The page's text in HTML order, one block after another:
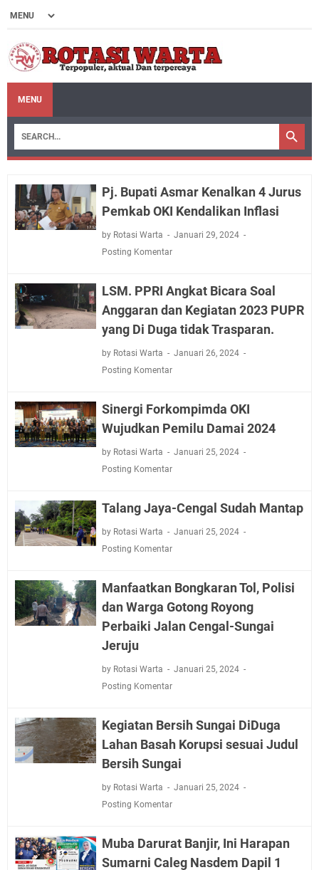
MENU
Pj. Bupati Asmar Kenalkan 4 Jurus
Pemkab OKI Kendalikan Inflasi
by Rotasi Warta
Januari 29, 2024
Posting Komentar
LSM. PPRI Angkat Bicara Soal
Anggaran dan Kegiatan 2023 PUPR
yang Di Duga tidak Trasparan.
by Rotasi Warta
Januari 26, 2024
Posting Komentar
Sinergi Forkompimda OKI
Wujudkan Pemilu Damai 2024
by Rotasi Warta
Januari 25, 2024
Posting Komentar
Talang Jaya-Cengal Sudah Mantap
by Rotasi Warta
Januari 25, 2024
Posting Komentar
Manfaatkan Bongkaran Tol, Polisi
dan Warga Gotong Royong
Perbaiki Jalan Cengal-Sungai
Jeruju
by Rotasi Warta
Januari 25, 2024
Posting Komentar
Kegiatan Bersih Sungai DiDuga
Lahan Basah Korupsi sesuai Judul
Bersih Sungai
by Rotasi Warta
Januari 25, 2024
Posting Komentar
Muba Darurat Banjir, Ini Harapan
Sumarni Caleg Nasdem Dapil 1